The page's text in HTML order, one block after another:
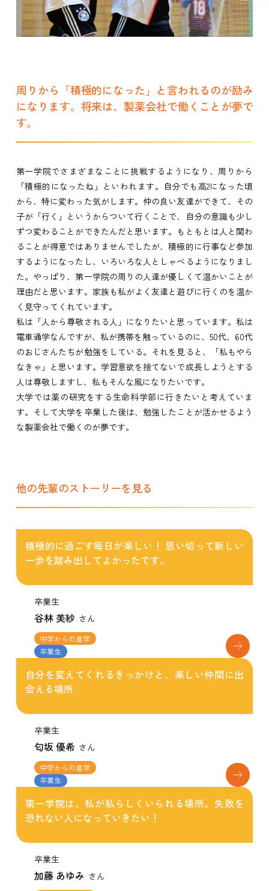
周りから「積極的になった」と言われるのが励み
になります。将来は、製薬会社で働くことが夢で
す。
第一学院でさまざまなことに挑戦するようになり、周りから
「積極的になったね」といわれます。自分でも高2になった頃
から、特に変わった気がします。仲の良い友達ができて、その
子が「行く」というからついて行くことで、自分の意識も少し
ずつ変わることができたんだと思います。もともとは人と関わ
ることが得意ではありませんでしたが、積極的に行事など参加
するようになったし、いろいろな人としゃべるようになりまし
た。やっぱり、第一学院の周りの人達が優しくて温かいことが
理由だと思います。家族も私がよく友達と遊びに行くのを温か
く見守ってくれています。
私は「人から尊敬される人」になりたいと思っています。私は
電車通学なんですが、私が携帯を触っているのに、50代、60代
のおじさんたちが勉強をしている。それを見ると、「私もやら
なきゃ」と思います。学習意欲を捨てないで成長しようとする
人は尊敬しますし、私もそんな風になりたいです。
大学では薬の研究をする生命科学部に行きたいと考えていま
す。そして大学を卒業した後は、勉強したことが活かせるよう
な製薬会社で働くのが夢です。
他の先輩のストーリーを見る
積極的に過ごす毎日が楽しい！ 思い切って新しい
一歩を踏み出してよかったです。
卒業生
谷林 美紗 さん
中学からの進学
卒業生
自分を変えてくれるきっかけと、楽しい仲間に出
会える場所
卒業生
匂坂 優希 さん
中学からの進学
卒業生
第一学院は、私が私らしくいられる場所。失敗を
恐れない人になっていきたい！
卒業生
加藤 あゆみ さん